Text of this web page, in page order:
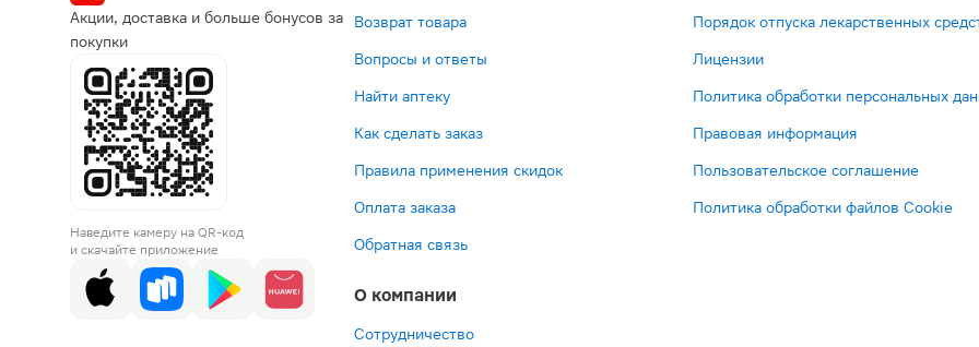
Акции, доставка и больше бонусов за
покупки
Наведите камеру на QR-код
и скачайте приложение
Возврат товара
Вопросы и ответы
Найти аптеку
Как сделать заказ
Правила применения скидок
Оплата заказа
Обратная связь
О компании
Сотрудничество
Порядок отпуска лекарственных
Лицензии
Политика обработки персональных
Правовая информация
Пользовательское соглашение
Политика обработки файлов Cookie